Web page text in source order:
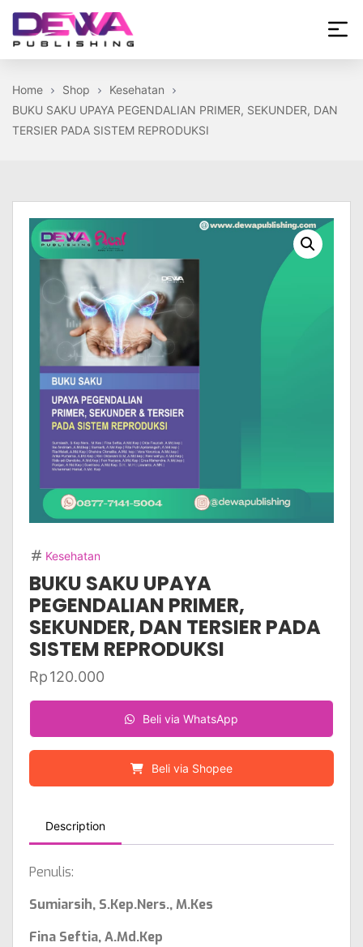
Skip
theDewa
Home
Shop
Kesehatan
BUKU SAKU UPAYA PEGENDALIAN PRIMER, SEKUNDER, DAN
TERSIER PADA SISTEM REPRODUKSI
Kesehatan
BUKU SAKU UPAYA
PEGENDALIAN PRIMER,
SEKUNDER, DAN TERSIER PADA
SISTEM REPRODUKSI
Rp120.000
Beli via WhatsApp
Beli via Shopee
Description
Penulis:
Sumiarsih, S.Kep.Ners., M.Kes
Fina Seftia, A.Md.Kep